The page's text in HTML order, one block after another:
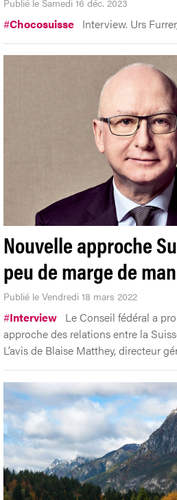
Publié le Samedi 16 déc. 2023
#Chocosuisse Interview. Urs
Nouvelle approche
peu de marge de
Publié le Vendredi 18 mars 2022
#Interview Le Conseil fédéral a
approche des relations entre la
L’avis de Blaise Matthey, directeur